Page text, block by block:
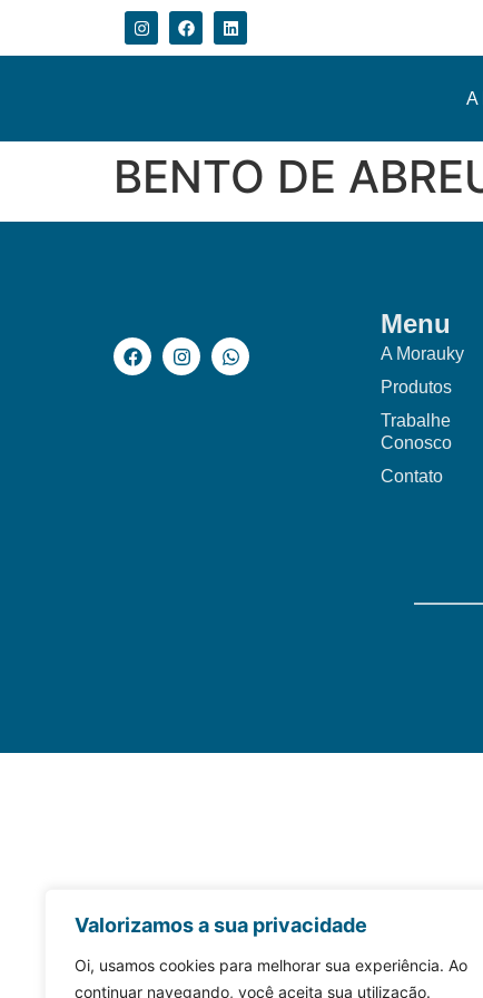
Valorizamos a sua privacidade
Oi, usamos cookies para melhorar sua experiência. Ao
continuar navegando, você aceita sua utilização.
A
BENTO DE
Menu
A Morauky
Produtos
Trabalhe
Conosco
Contato